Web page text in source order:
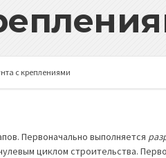
с креплениями
Первоначально выполняется
циклом строительства.